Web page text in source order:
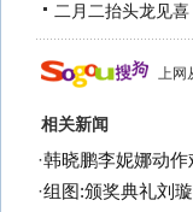
二月二抬头龙见喜
上网
相关新闻
·韩晓鹏李妮娜动
·组图:颁奖典礼刘